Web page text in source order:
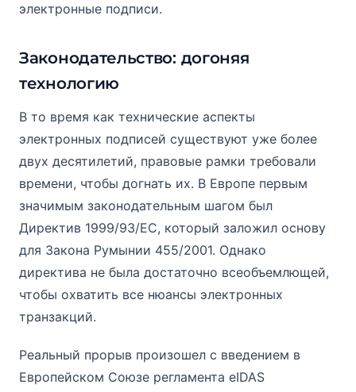
электронные подписи.
Законодательство: догоняя
технологию
В то время как технические аспекты
электронных подписей существуют уже более
двух десятилетий, правовые рамки требовали
времени, чтобы догнать их. В Европе первым
значимым законодательным шагом был
Директив 1999/93/EC, который заложил основу
для Закона Румынии 455/2001. Однако
директива не была достаточно всеобъемлющей,
чтобы охватить все нюансы электронных
транзакций.
Реальный прорыв произошел с введением в
Европейском Союзе регламента eIDAS